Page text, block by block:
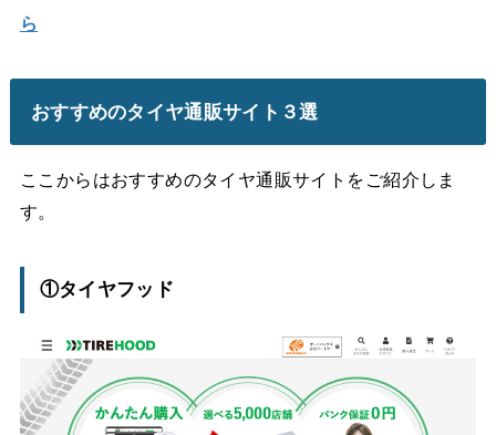
ら
おすすめのタイヤ通販サイト３選
ここからはおすすめのタイヤ通販サイトをご紹介しま
す。
①タイヤフッド